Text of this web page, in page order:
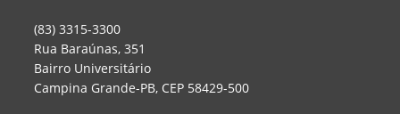
(83) 3315-3300
Rua Baraúnas, 351
Bairro Universitário
Campina Grande-PB, CEP 58429-500